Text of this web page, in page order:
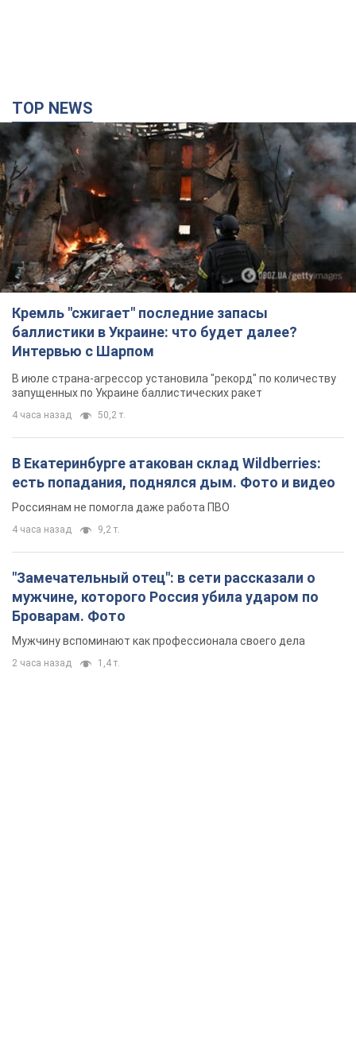
TOP NEWS
Кремль "сжигает" последние запасы
баллистики в Украине: что будет далее?
Интервью с Шарпом
В июле страна-агрессор установила "рекорд" по количеству
запущенных по Украине баллистических ракет
4 часа назад 50,2 т.
В Екатеринбурге атакован склад Wildberries:
есть попадания, поднялся дым. Фото и видео
Россиянам не помогла даже работа ПВО
4 часа назад 9,2 т.
"Замечательный отец": в сети рассказали о
мужчине, которого Россия убила ударом по
Броварам. Фото
Мужчину вспоминают как профессионала своего дела
2 часа назад 1,4 т.